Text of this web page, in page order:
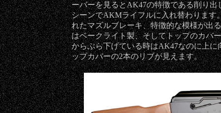
ーバーを見るとAK47の特徴である削り
シーンでAKMライフルに入れ替わりま
れたマズルブレーキ、特徴的な模様が出
はベークライト製、そしてトップのカバ
からぶら下げている時はAK47なのに上
ップカバーの2本のリブが見えます。